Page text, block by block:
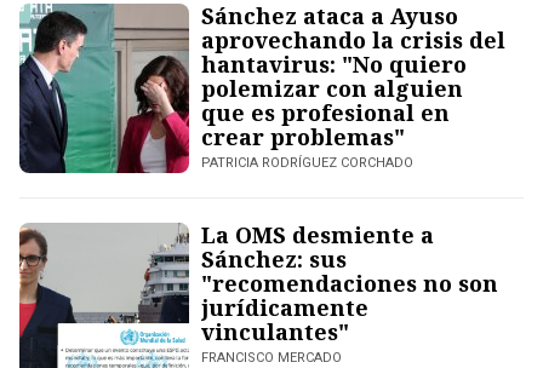
Sánchez ataca a Ayuso
aprovechando la crisis del
hantavirus: "No quiero
polemizar con alguien
que es profesional en
crear problemas"
PATRICIA RODRÍGUEZ CORCHADO
La OMS desmiente a
Sánchez: sus
"recomendaciones no son
jurídicamente
vinculantes"
FRANCISCO MERCADO